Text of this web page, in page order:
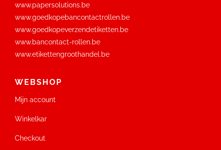
www.papersolutions.be
www.goedkopebancontactrollen.be
www.goedkopeverzendetiketten.be
www.bancontact-rollen.be
www.etikettengroothandel.be
WEBSHOP
Mijn account
Winkelkar
Checkout